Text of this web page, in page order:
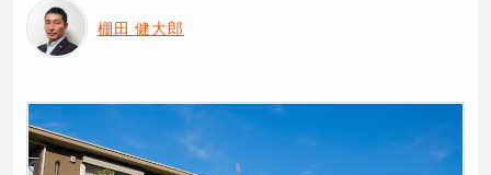
棚田 健大郎